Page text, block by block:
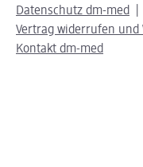
Datenschutz dm-med
Vertrag widerrufen
Kontakt dm-med